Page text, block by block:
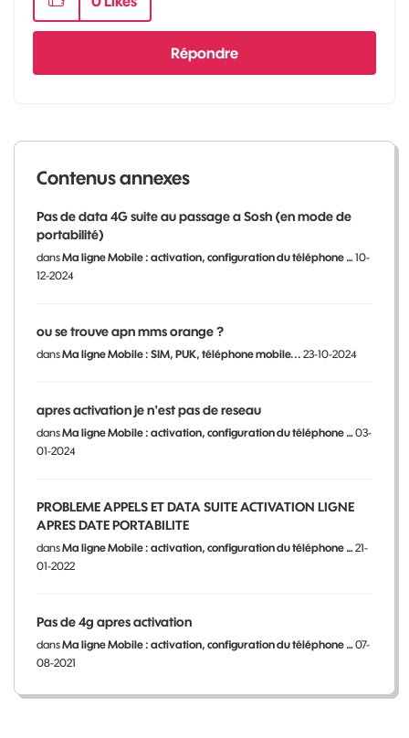
Répondre
Contenus annexes
Pas de data 4G suite au passage a Sosh (en mode de
portabilité)
dansMa ligne Mobile : activation, configuration du téléphone …10-
12-2024
ou se trouve apn mms orange ?
dansMa ligne Mobile : SIM, PUK, téléphone mobile... 23-10-2024
apres activation je n'est pas de reseau
dansMa ligne Mobile : activation, configuration du téléphone …03-
01-2024
PROBLEME APPELS ET DATA SUITE ACTIVATION LIGNE
APRES DATE PORTABILITE
dansMa ligne Mobile : activation, configuration du téléphone …21-
01-2022
Pas de 4g apres activation
dansMa ligne Mobile : activation, configuration du téléphone …07-
08-2021